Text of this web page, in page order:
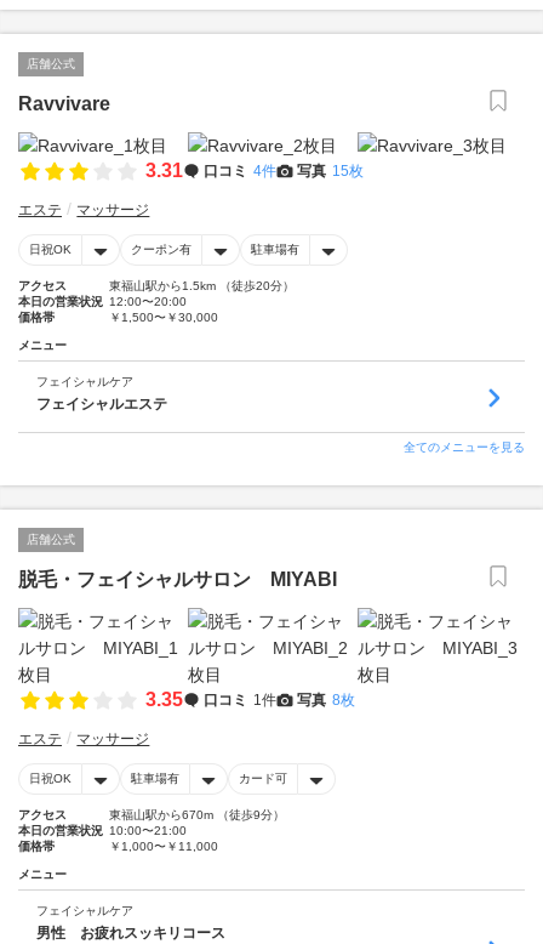
店舗公式
Ravvivare
3.31 口コミ 4件 写真 15枚
エステ マッサージ
日祝OK クーポン有 駐車場有
アクセス
東福山駅から1.5km （徒歩20分）
本日の営業状況 12:00〜20:00
価格帯
￥1,500〜￥30,000
メニュー
フェイシャルケア
フェイシャルエステ
全てのメニューを見る
店舗公式
脱毛・フェイシャルサロン MIYABI
3.35 口コミ 1件 写真 8枚
エステ マッサージ
日祝OK 駐車場有 カード可
アクセス
東福山駅から670m （徒歩9分）
本日の営業状況 10:00〜21:00
価格帯
￥1,000〜￥11,000
メニュー
フェイシャルケア
男性 お疲れスッキリコース